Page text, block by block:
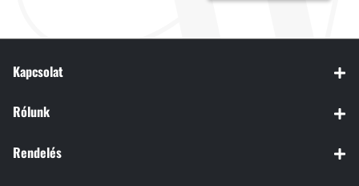
Kapcsolat
Rólunk
Rendelés